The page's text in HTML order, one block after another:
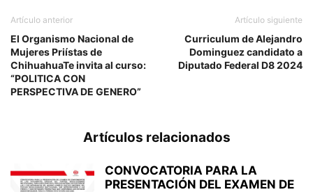
Artículo anterior
El Organismo Nacional de
Mujeres Priístas de
ChihuahuaTe invita al curso:
“POLITICA CON
PERSPECTIVA DE GENERO”
Artículo siguiente
Curriculum de Alejandro
Dominguez candidato a
Diputado Federal D8 2024
Artículos relacionados
CONVOCATORIA PARA LA
PRESENTACIÓN DEL EXAMEN DE